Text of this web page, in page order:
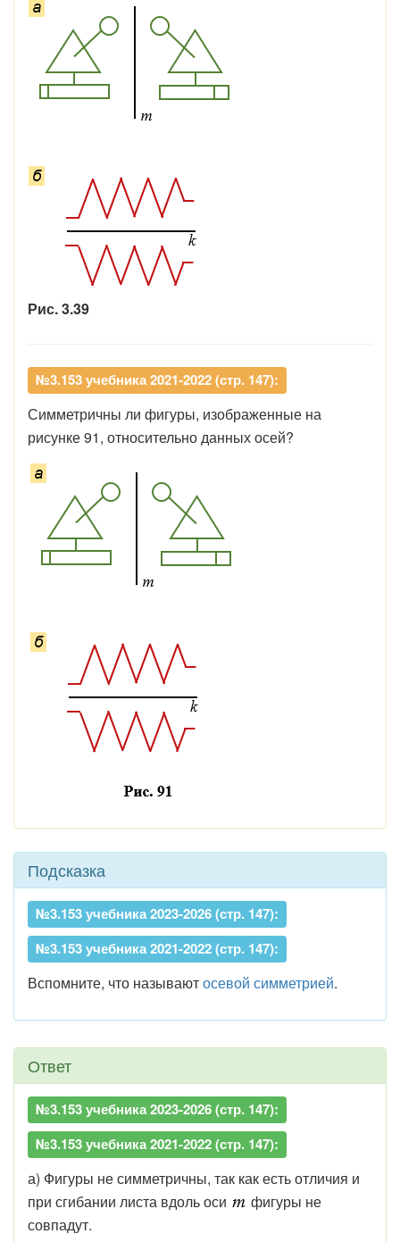
Рис. 3.39
№3.153 учебника 2021-2022 (стр. 147):
Симметричны ли фигуры, изображенные на
рисунке 91, относительно данных осей?
Подсказка
№3.153 учебника 2023-2026 (стр. 147):
№3.153 учебника 2021-2022 (стр. 147):
Вспомните, что называютосевой симметрией.
Ответ
№3.153 учебника 2023-2026 (стр. 147):
№3.153 учебника 2021-2022 (стр. 147):
а) Фигуры не симметричны, так как есть отличия и
при сгибании листа вдоль оси
фигуры не
совпадут.